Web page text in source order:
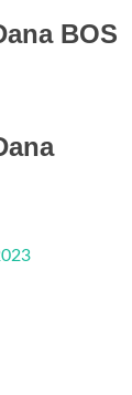
BOS